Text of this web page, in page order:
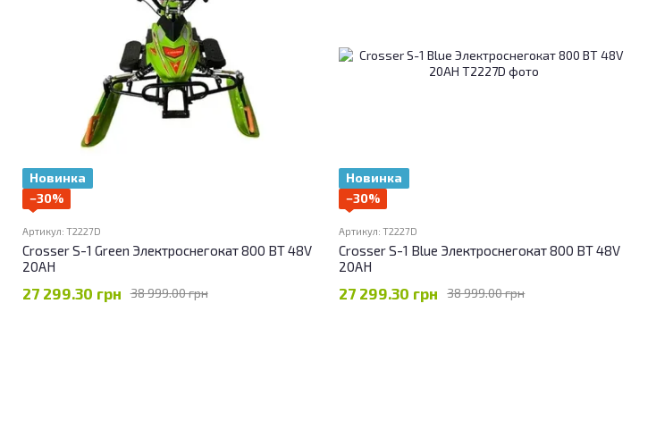
Новинка
−30%
Артикул: T2227D
Crosser S-1 Green Электроснегокат 800 ВТ 48V
20AH
38 999.00 грн
27 299.30 грн
Новинка
−30%
Артикул: T2227D
Crosser S-1 Blue Электроснегокат 800 ВТ 48V
20AH
38 999.00 грн
27 299.30 грн